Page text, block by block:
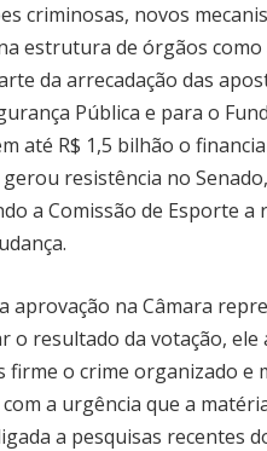
criminosas, novos
estrutura de órgãos
da arrecadação das
Pública e para o
até R$ 1,5 bilhão o
resistência no
a Comissão de Esporte
aprovação na Câmara
o resultado da votação,
o crime organizado e
a urgência que a
a pesquisas recentes